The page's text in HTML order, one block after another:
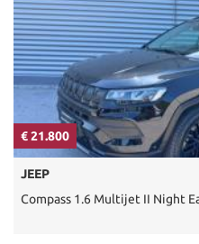
€ 21.800
JEEP
Compass 1.6 Multijet II Night